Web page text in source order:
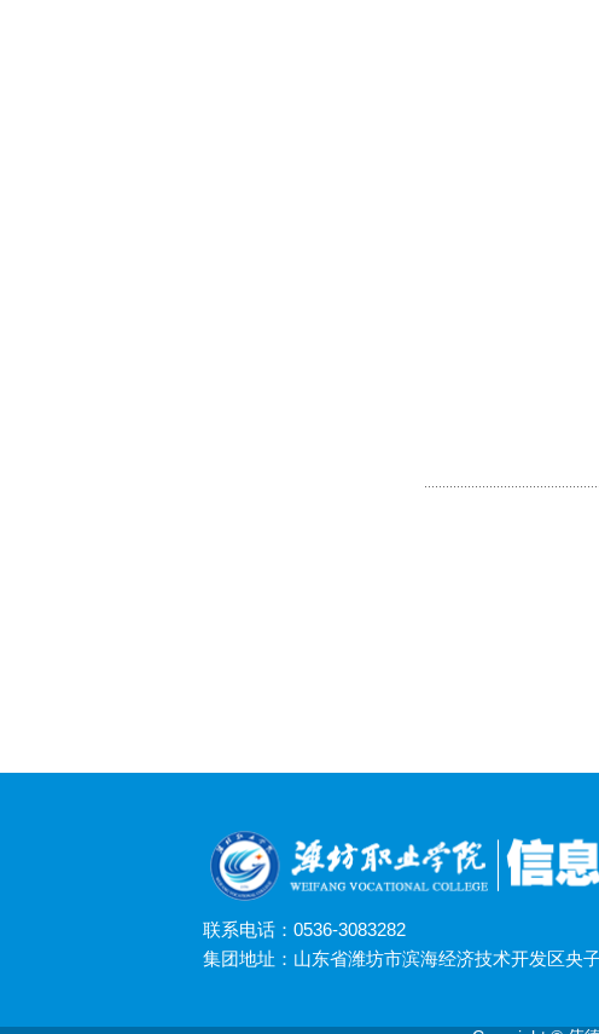
联系电话：0536-3083282
集团地址：山东省潍坊市滨海经济技术开发区央